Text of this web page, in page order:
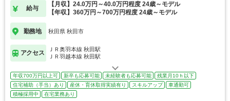
給与
【月収】24.0万円～40.0万円程度 24歳～モデル
【年収】360万円～700万円程度 24歳～モデル
勤務地 秋田県 秋田市
アクセス
ＪＲ奥羽本線 秋田駅
ＪＲ羽越本線 秋田駅
年収700万円以上可 新卒も応募可能 未経験者も応募可能
残業月10ｈ以下
住宅補助（手当）あり
産休・育休取得実績有り スキルアップ
車通勤可
積極採用中
在宅業務あり